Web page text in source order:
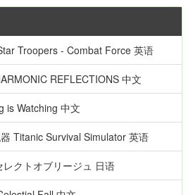
Troopers - Combat Force 英语
REFLECTIONS 中文
is Watching 中文
Titanic Survival Simulator 英语
レクトオブリージュ 日语